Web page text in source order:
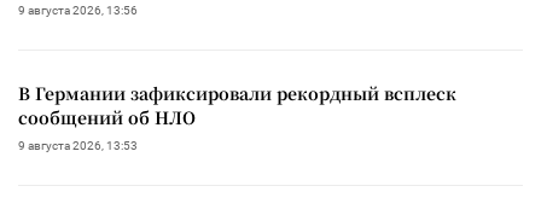
9 августа 2026, 13:56
В Германии зафиксировали рекордный всплеск
сообщений об НЛО
9 августа 2026, 13:53